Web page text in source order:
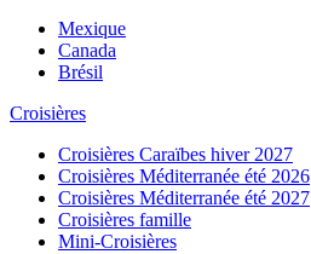
Mexique
Canada
Brésil
Croisières
Croisières Caraïbes hiver 2027
Croisières Méditerranée été 2026
Croisières Méditerranée été 2027
Croisières famille
Mini-Croisières